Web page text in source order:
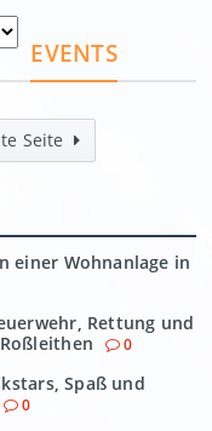
EVENTS
Seite
einer Wohnanlage in
Rettung und
0
Spaß und
0